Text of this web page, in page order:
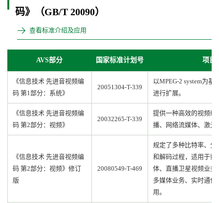
码》（GB/T 20090）
查看标准介绍及应用
AVS部分 国家标准计划号 项目
《信息技术 先进音视频编
码 第1部分：系统》
20051304-T-339
以MPEG-2 system为基
进行扩展。
《信息技术 先进音视频编
码 第2部分：视频》
20032265-T-339
提供一种高效的视频
播、网络流媒体、激光
《信息技术 先进音视频编
码 第2部分：视频》修订
版
20080549-T-469
规定了多种比特率、
和解码过程，适用于
体、直播卫星视频业
多媒体业务、实时通
用。